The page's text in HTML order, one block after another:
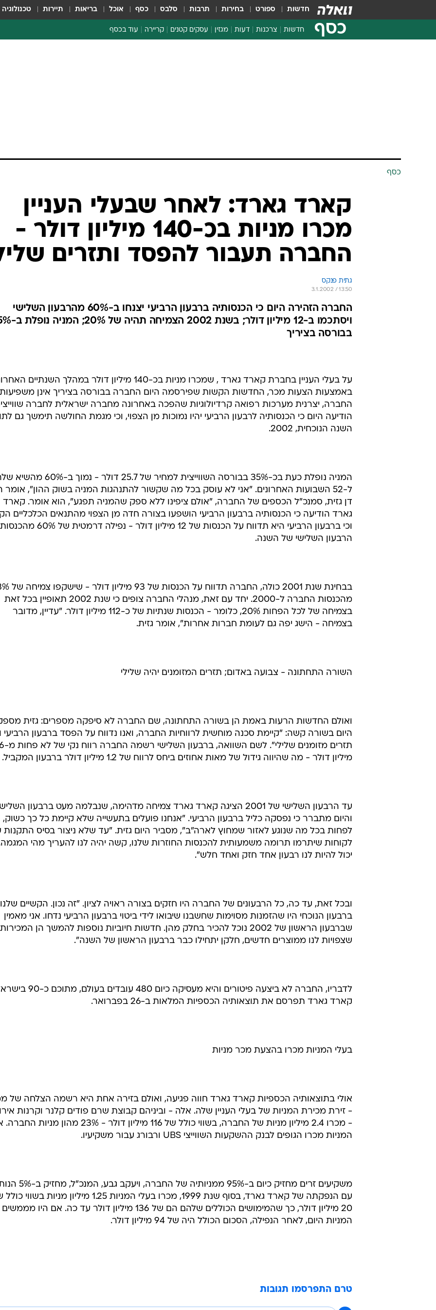
חדשות ספורט בחירות תרבות סלבס כסף אוכל בריאות תיירות טכנולוגיה
כסף חדשות צרכנות דעות מגזין עסקים קטנים קריירה עוד בכסף
כסף
קארד גארד: לאחר שבעלי העניין
מכרו מניות בכ-140 מיליון דולר -
החברה תעבור להפסד ותזרים
גתית פנקס
3.1.2002 / 13:50
החברה הזהירה היום כי הכנסותיה ברבעון הרביעי יצנחו ב-60% מהרבעון השלישי
ויסתכמו ב-12 מיליון דולר; בשנת
בבורסה בציריך
על בעלי העניין בחברת קארד גארד , שמכרו מניות בכ-140 מיליון דולר במהלך השנתיים
באמצעות הצעות מכר, החדשות הקשות שפירסמה היום החברה בבורסה בציריך אינן
החברה, יצרנית מערכות רפואה קרדיולוגיות שהפכה באחרונה מחברה ישראלית לחברה
הודיעה היום כי הכנסותיה לרבעון הרביעי יהיו נמוכות מן הצפוי, וכי מגמת החולשה תימשך גם
השנה הנוכחית, 2002.
המניה נופלת כעת בכ-35% בבורסה השווייצית למחיר של 25.7 דולר - נמוך ב-60%
ל-52 השבועות האחרונים. "אני לא עוסק בכל מה שקשור להתנהגות המניה בשוק ההון", אומר
דן גזית, סמנכ"ל הכספים של החברה, "אולם ציפינו ללא ספק שהמניה תפגע", הוא אומר. קארד
גארד הודיעה כי הכנסותיה ברבעון הרביעי הושפעו בצורה חדה מן הצפוי מהתנאים הכלכליים
וכי ברבעון הרביעי היא תדווח על הכנסות של 12 מיליון דולר - נפילה דרמטית של 60% מהכנסות
הרבעון השלישי של השנה.
בבחינת שנת 2001 כולה, החברה תדווח
מהכנסות החברה ל-2000. יחד עם זאת, מנהלי החברה צופים כי שנת 2002 תאופיין בכל זאת
בצמיחה של לכל הפחות 20%, כלומר - הכנסות שנתיות של כ-112 מיליון דולר. "עדיין, מדובר
בצמיחה - הישג יפה גם לעומת חברות אחרות", אומר גזית.
השורה התחתונה - צבועה באדום; תזרים המזומנים יהיה שלילי
ואולם החדשות הרעות באמת הן בשורה התחתונה, שם החברה לא סיפקה מספרים: גזית
היום בשורה קשה: "קיימת סכנה מוחשית לרווחיות החברה, ואנו נדווח על הפסד ברבעון הרביעי
תזרים מזומנים
מיליון דולר - מה שהיווה גידול של מאות אחוזים ביחס לרווח של 1.2 מיליון דולר ברבעון המקביל.
עד הרבעון השלישי של 2001 הציגה קארד גארד צמיחה מדהימה, שנבלמה מעט ברבעון
והיום מתברר כי נפסקה כליל ברבעון הרביעי. "אנחנו פועלים בתעשייה שלא קיימת כל כך כשוק,
לפחות בכל מה שנוגע לאזור שמחוץ לארה"ב", מסביר היום גזית. "עד שלא ניצור בסיס התקנות
לקוחות שיתרמו תרומה משמעותית להכנסות החוזרות שלנו, קשה יהיה לנו להעריך מהי
יכול להיות לנו רבעון אחד חזק ואחד חלש".
ובכל זאת, עד כה, כל הרבעונים של החברה היו חזקים בצורה ראויה לציון. "זה נכון. הקשיים שלנו
ברבעון הנוכחי היו שהזמנות מסוימות שחשבנו שיבואו לידי ביטוי ברבעון הרביעי נדחו. אני מאמין
שברבעון הראשון של 2002 נוכל להכיר בחלק מהן. חדשות חיוביות נוספות להמשך הן המכירות
שצפויות לנו ממוצרים חדשים, חלקן יתחילו כבר ברבעון הראשון של השנה".
לדבריו, החברה לא ביצעה פיטורים והיא מעסיקה כיום 480 עובדים
קארד גארד תפרסם את תוצאותיה הכספיות המלאות ב-26 בפברואר.
בעלי המניות מכרו בהצעת מכר מניות
אולי בתוצאותיה הכספיות קארד גארד חווה פגיעה, ואולם בזירה אחת היא רשמה הצלחה של
- זירת מכירת המניות של בעלי העניין שלה. אלה - וביניהם קבוצת שרם פודים קלנר וקרנות
- מכרו 2.4 מיליון מניות של החברה, בשווי כולל של 116 מיליון דולר - 23% מהון
המניות מכרו הגופים לבנק ההשקעות השווייצי UBS ורבורג עבור משקיעיו.
משקיעים זרים מחזיק כיום ב-95%
עם הנפקתה של קארד גארד, בסוף שנת 1999, מכרו בעלי המניות 1.25 מיליון מניות
20 מיליון דולר, כך שהמימושים הכוללים שלהם הם של 136 מיליון דולר עד כה. אם היו
המניות היום, לאחר הנפילה, הסכום הכולל היה של 94 מיליון דולר.
טרם התפרסמו תגובות